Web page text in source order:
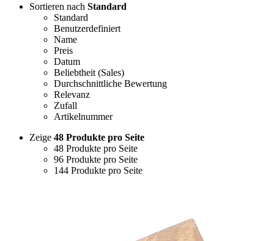
Sortieren nach Standard
Standard
Benutzerdefiniert
Name
Preis
Datum
Beliebtheit (Sales)
Durchschnittliche Bewertung
Relevanz
Zufall
Artikelnummer
Zeige 48 Produkte pro Seite
48 Produkte pro Seite
96 Produkte pro Seite
144 Produkte pro Seite